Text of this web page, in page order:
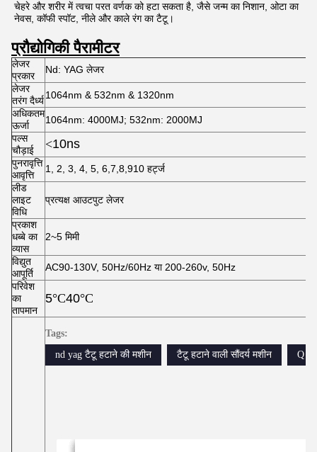
चेहरे और शरीर में त्वचा परत वर्णक को हटा सकता है, जैसे जन्म का निशान, ओटा का
नेवस, कॉफी स्पॉट, नीले और काले रंग का टैटू।
प्रौद्योगिकी पैरामीटर
लेजर
प्रकार
Nd: YAG लेजर
लेजर
तरंग दैर्ध्य1064nm & 532nm & 1320nm
अधिकतम
ऊर्जा
1064nm: 4000MJ; 532nm: 2000MJ
पल्स
चौड़ाई
<10ns
पुनरावृत्ति
आवृत्ति
1, 2, 3, 4, 5, 6,7,8,910 हर्ट्ज
लीड
लाइट
विधि
प्रत्यक्ष आउटपुट लेजर
प्रकाश
धब्बे का
व्यास
2~5 मिमी
विद्युत
आपूर्ति
AC90-130V, 50Hz/60Hz या 200-260v, 50Hz
परिवेश
का
तापमान
5°C40°C
Tags:
nd yag टैटू हटाने की मशीन
टैटू हटाने वाली सौंदर्य मशीन Q